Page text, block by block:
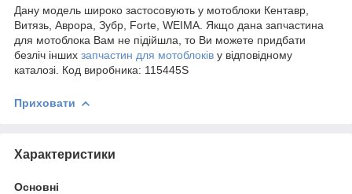
Дану модель широко застосовують у мотоблоки Кентавр,
Витязь, Аврора, Зубр, Forte, WEIMA. Якщо дана запчастина
для мотоблока Вам не підійшла, то Ви можете придбати
безліч інших запчастин для мотоблоків у відповідному
каталозі. Код виробника: 115445S
Приховати
Характеристики
Основні